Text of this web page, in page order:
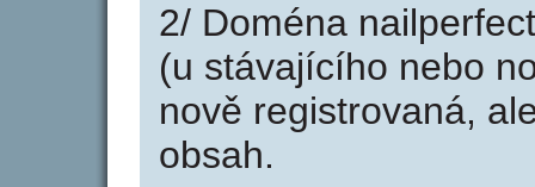
2/ Doména
(u stávajícího nebo
nově registrovaná,
obsah.